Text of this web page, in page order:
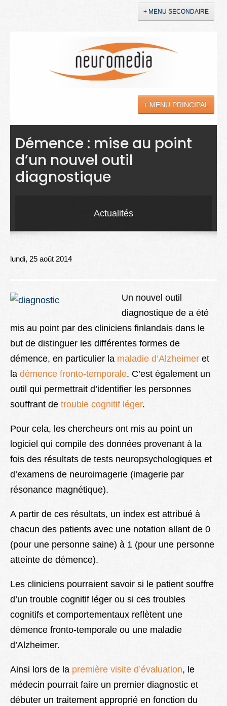
+ MENU SECONDAIRE
+ MENU PRINCIPAL
Actualités
Sciences
Maladies
Better Health
Démence : mise au point
d’un nouvel outil
diagnostique
Actualités
lundi, 25 août 2014
Un nouvel outil
diagnostique de a été
mis au point par des cliniciens finlandais dans le
but de distinguer les différentes formes de
démence, en particulier la maladie d’Alzheimer et
la démence fronto-temporale. C’est également un
outil qui permettrait d’identifier les personnes
souffrant de trouble cognitif léger.
Pour cela, les chercheurs ont mis au point un
logiciel qui compile des données provenant à la
fois des résultats de tests neuropsychologiques et
d’examens de neuroimagerie (imagerie par
résonance magnétique).
A partir de ces résultats, un index est attribué à
chacun des patients avec une notation allant de 0
(pour une personne saine) à 1 (pour une personne
atteinte de démence).
Les cliniciens pourraient savoir si le patient souffre
d’un trouble cognitif léger ou si ces troubles
cognitifs et comportementaux reflètent une
démence fronto-temporale ou une maladie
d’Alzheimer.
Ainsi lors de la première visite d’évaluation, le
médecin pourrait faire un premier diagnostic et
débuter un traitement approprié en fonction du